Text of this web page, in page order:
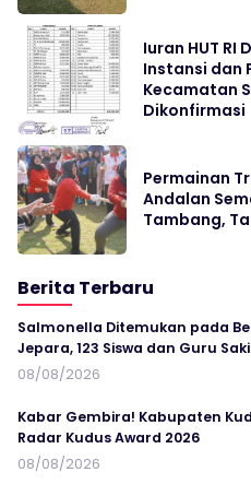
Iuran HUT RI
Instansi dan
Kecamatan
Dikonfirmasi
Permainan
Andalan
Tambang,
Berita Terbaru
Salmonella Ditemukan pada
Jepara, 123 Siswa dan Guru
08/08/2026
Kabar Gembira! Kabupaten
Radar Kudus Award 2026
08/08/2026